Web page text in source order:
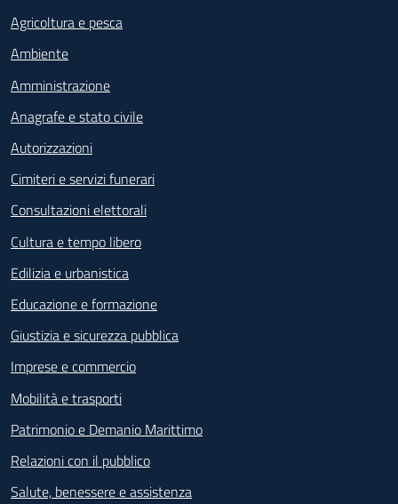
Agricoltura e pesca
Ambiente
Amministrazione
Anagrafe e stato civile
Autorizzazioni
Cimiteri e servizi funerari
Consultazioni elettorali
Cultura e tempo libero
Edilizia e urbanistica
Educazione e formazione
Giustizia e sicurezza pubblica
Imprese e commercio
Mobilità e trasporti
Patrimonio e Demanio Marittimo
Relazioni con il pubblico
Salute, benessere e assistenza